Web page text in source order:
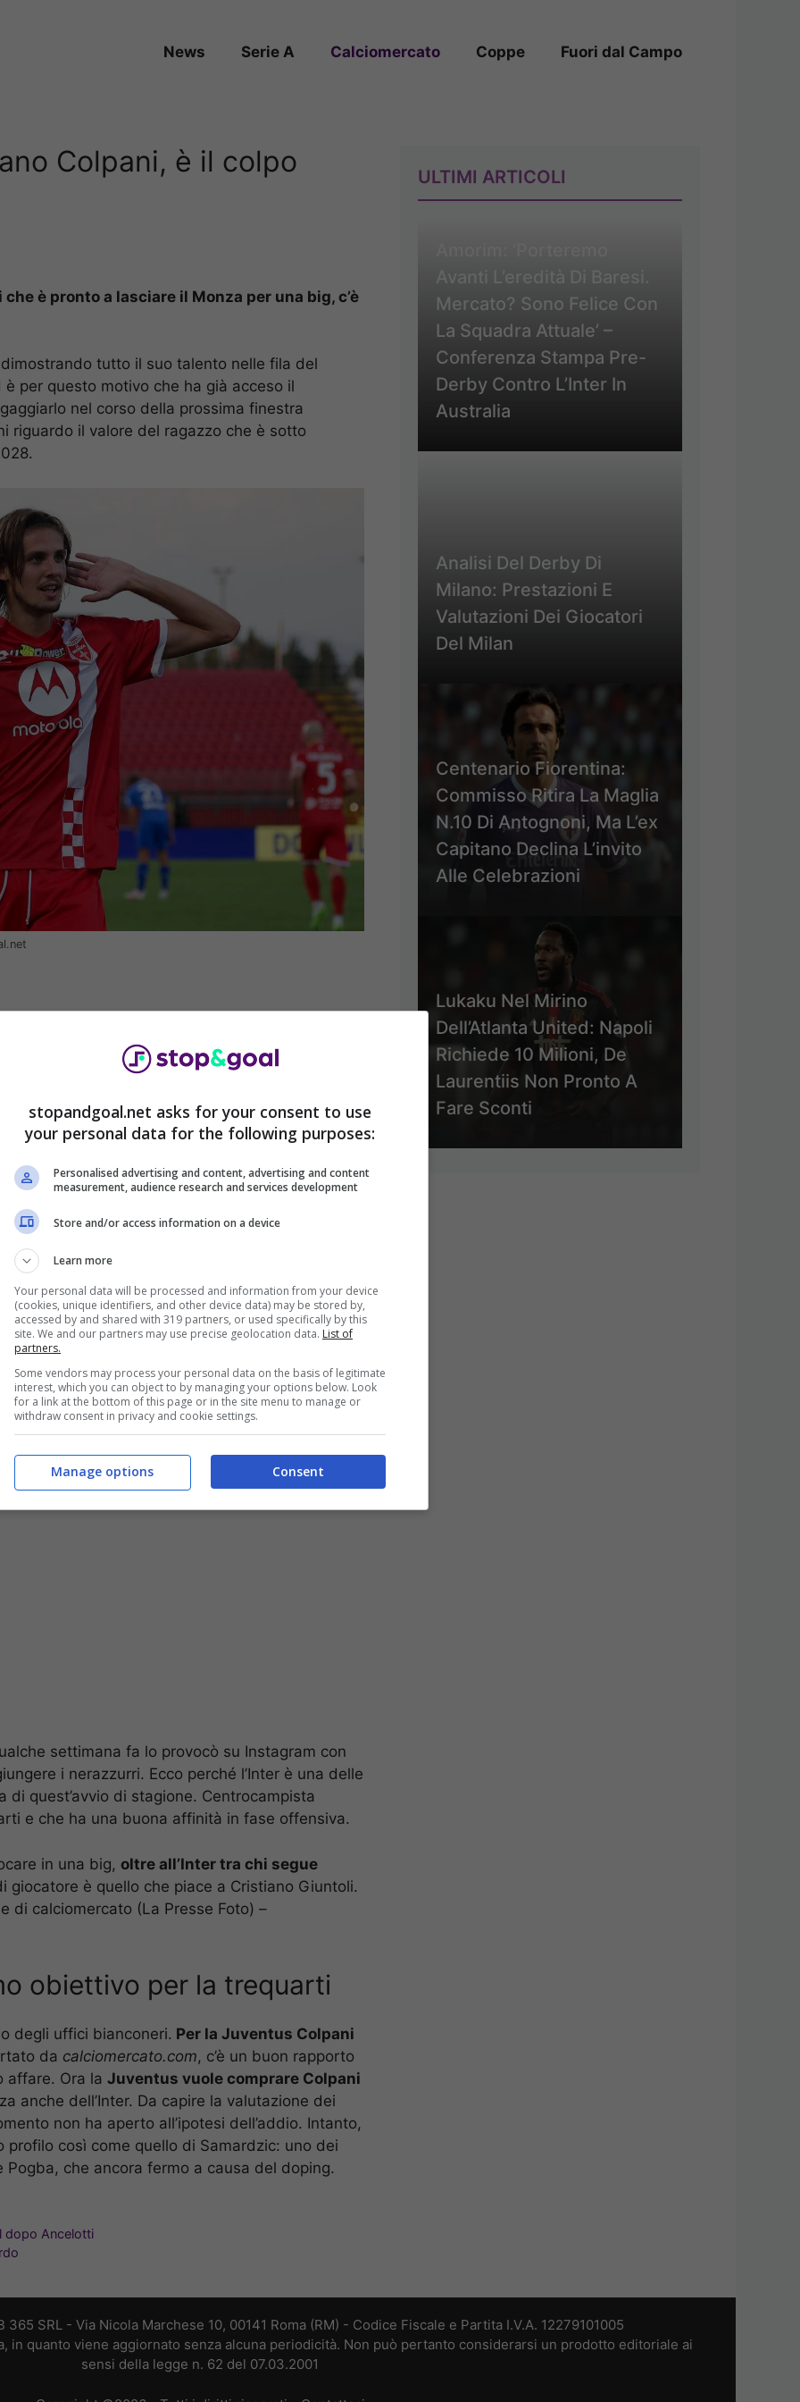
News Serie A Calciomercato Coppe Fuori dal Campo
Colpani, è il colpo
è pronto a lasciare il Monza per una big, c’è
tutto il suo talento nelle fila del
è per questo motivo che ha già acceso il
nel corso della prossima finestra
riguardo il valore del ragazzo che è sotto
anche se l’età e la prestazioni super in Serie A
delle riflessioni su Colpani che è un obiettivo
infatti, hanno messo nel mirino il giocatore che
Ecco le ultimissime sul futuro del
in questa stagione.
mirino dei top club
big ci prova e tenta il tutto per tutto per
2024 può cambiare squadra. C’è un interesse
già mosse per chiedere informazioni a Galliani
cedere il suo gioiello.
settimana fa lo provocò su Instagram con
i nerazzurri. Ecco perché l’Inter è una delle
quest’avvio di stagione. Centrocampista
e che ha una buona affinità in fase offensiva.
in una big, oltre all’Inter tra chi segue
giocatore è quello che piace a Cristiano Giuntoli.
di calciomercato (La Presse Foto) –
obiettivo per la trequarti
degli uffici bianconeri. Per la Juventus Colpani
da calciomercato.com, c’è un buon rapporto
affare. Ora la Juventus vuole comprare Colpani
anche dell’Inter. Da capire la valutazione dei
non ha aperto all’ipotesi dell’addio. Intanto,
così come quello di Samardzic: uno dei
che ancora fermo a causa del doping.
dopo Ancelotti
ULTIMI ARTICOLI
Avanti L’eredità Di Baresi.
Mercato? Sono Felice Con
La Squadra Attuale’ –
Conferenza Stampa Pre-
Derby Contro L’Inter In
Australia
Analisi Del Derby Di
Milano: Prestazioni E
Valutazioni Dei Giocatori
Del Milan
Centenario Fiorentina:
Commisso Ritira La Maglia
N.10 Di Antognoni, Ma L’ex
Capitano Declina L’invito
Alle Celebrazioni
Lukaku Nel Mirino
Dell’Atlanta United: Napoli
Richiede 10 Milioni, De
Laurentiis Non Pronto A
Fare Sconti
SRL - Via Nicola Marchese 10, 00141 Roma (RM) - Codice Fiscale e Partita I.V.A. 12279101005
in quanto viene aggiornato senza alcuna periodicità. Non può pertanto considerarsi un prodotto editoriale ai
sensi della legge n. 62 del 07.03.2001
stopandgoal.net asks for your consent to use
your personal data for the following purposes:
Personalised advertising and content, advertising and content
measurement, audience research and services development
Store and/or access information on a device
Learn more
Your personal data will be processed and information from your device
(cookies, unique identifiers, and other device data) may be stored by,
accessed by and shared with 319 partners, or used specifically by this
site. We and our partners may use precise geolocation data. List of
partners.
Some vendors may process your personal data on the basis of legitimate
interest, which you can object to by managing your options below. Look
for a link at the bottom of this page or in the site menu to manage or
withdraw consent in privacy and cookie settings.
Consent
Manage options